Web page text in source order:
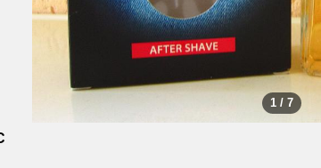
1 / 7